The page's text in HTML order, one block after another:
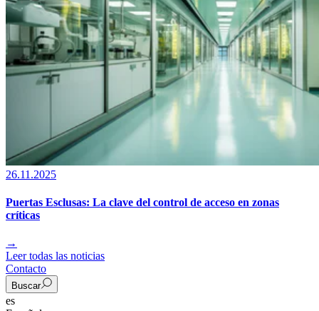
26.11.2025
Puertas Esclusas: La clave del control de acceso en zonas
críticas
→
Leer todas las noticias
Contacto
Buscar
es